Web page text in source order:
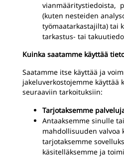
vianmääritystiedoista,
(kuten nesteiden
työmaatarkastajilta) tai
tarkastus- tai
Kuinka saatamme käyttää
Saatamme itse käyttää ja
jakeluverkostojemme käyttää
seuraaviin tarkoituksiin:
Tarjotaksemme
Antaaksemme sinulle
mahdollisuuden valvoa
tarjotaksemme
käsitelläksemme ja